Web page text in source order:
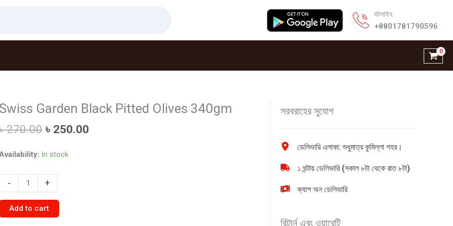
হটলাইন:
+8801781790596
Swiss Garden Black Pitted Olives 340gm
270.00 Original
was:
৳ 250.00
In stock
- +
Add to cart
সরবরাহের সুযোগ
ডেলিভারি এলাকা: শুধুমাত্র কুমিল্লা শহর।
১ ঘন্টায় ডেলিভারি (সকাল ৮টা থেকে রাত ৮টা)
ক্যাশ অন ডেলিভারি
রিটার্ন এবং ওয়ারেন্টি